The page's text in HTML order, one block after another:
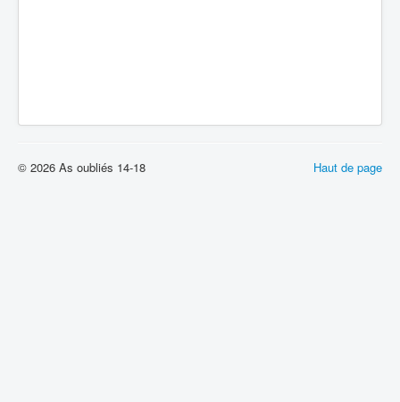
Haut de page
© 2026 As oubliés 14-18